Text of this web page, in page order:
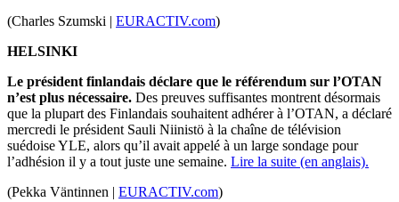
(Charles Szumski | EURACTIV.com)
HELSINKI
Le président finlandais déclare que le référendum sur l’OTAN
n’est plus nécessaire. Des preuves suffisantes montrent désormais
que la plupart des Finlandais souhaitent adhérer à l’OTAN, a déclaré
mercredi le président Sauli Niinistö à la chaîne de télévision
suédoise YLE, alors qu’il avait appelé à un large sondage pour
l’adhésion il y a tout juste une semaine. Lire la suite (en anglais).
(Pekka Väntinnen | EURACTIV.com)